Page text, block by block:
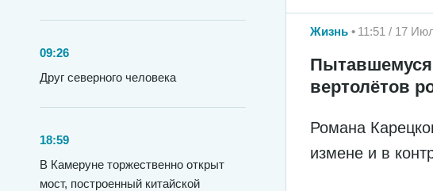
09:26
Друг северного человека
18:59
В Камеруне торжественно открыт
мост, построенный китайской
Жизнь 11:51 / 17
Пытавшемуся
вертолётов
Романа
измене и в